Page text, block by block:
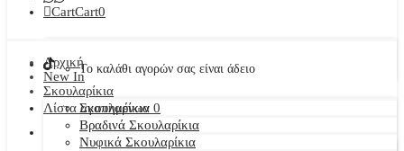
CartCart0
Το καλάθι αγορών σας είναι άδειο
Λίστα αγαπημένων 0
Αρχική
New In
Σκουλαρίκια
Σκουλαρίκια
Βραδινά Σκουλαρίκια
Νυφικά Σκουλαρίκια